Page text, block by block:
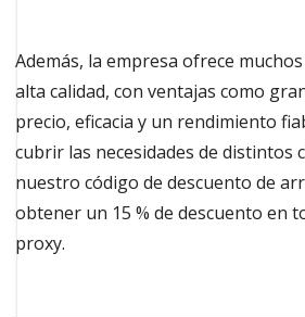
Además, la empresa ofrece
alta calidad, con ventajas como
precio, eficacia y un rendimiento
cubrir las necesidades de distintos
nuestro código de descuento de
obtener un 15 % de descuento en
proxy.